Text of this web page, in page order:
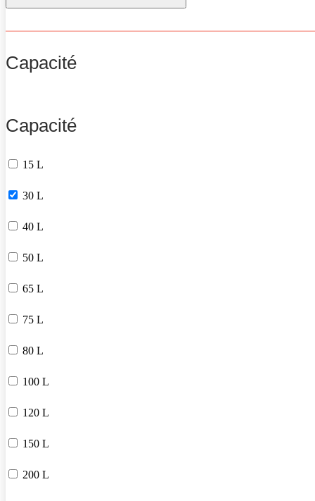
Capacité
Capacité
15 L
30 L
40 L
50 L
65 L
75 L
80 L
100 L
120 L
150 L
200 L